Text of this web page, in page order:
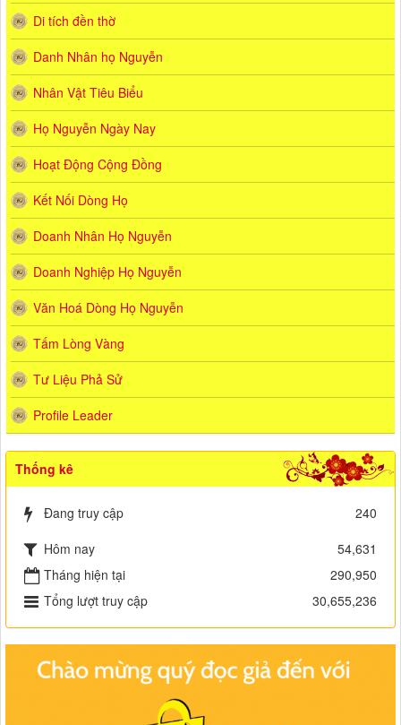
Di tích đền thờ
Danh Nhân họ Nguyễn
Nhân Vật Tiêu Biểu
Họ Nguyễn Ngày Nay
Hoạt Động Cộng Đồng
Kết Nối Dòng Họ
Doanh Nhân Họ Nguyễn
Doanh Nghiệp Họ Nguyễn
Văn Hoá Dòng Họ Nguyễn
Tấm Lòng Vàng
Tư Liệu Phả Sử
Profile Leader
Thống kê
Đang truy cập
240
Hôm nay
54,631
Tháng hiện tại
290,950
Tổng lượt truy cập
30,655,236